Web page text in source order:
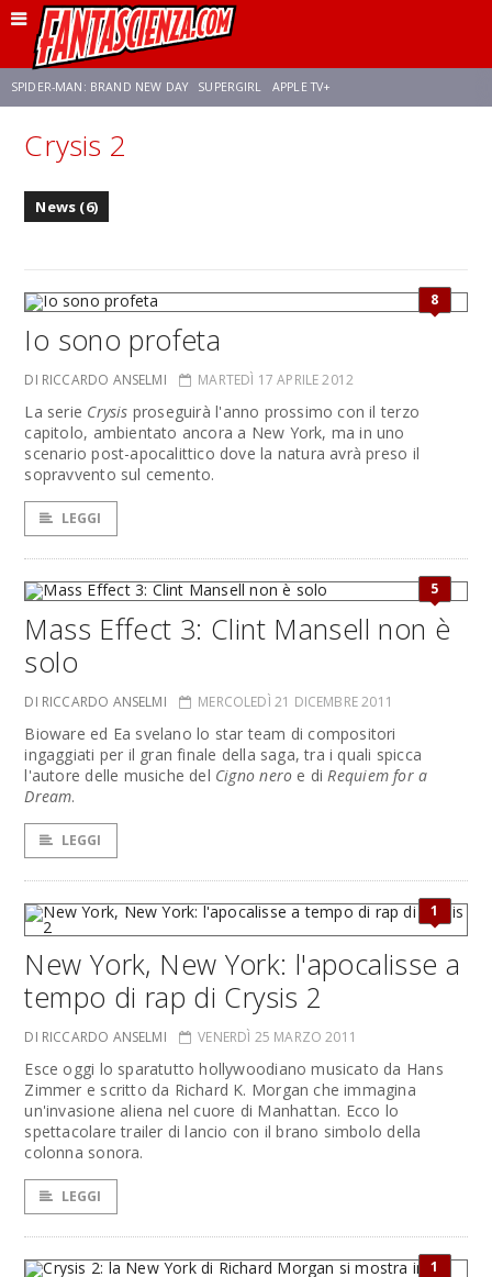
SPIDER-MAN: BRAND NEW DAY SUPERGIRL APPLE TV+
FRANCO RICCIARDIELLO
Crysis 2
News (6)
8
Io sono profeta
DI RICCARDO ANSELMI MARTEDÌ 17 APRILE 2012
La serie Crysis proseguirà l'anno prossimo con il terzo
capitolo, ambientato ancora a New York, ma in uno
scenario post-apocalittico dove la natura avrà preso il
sopravvento sul cemento.
LEGGI
5
Mass Effect 3: Clint Mansell non è
solo
DI RICCARDO ANSELMI MERCOLEDÌ 21 DICEMBRE 2011
Bioware ed Ea svelano lo star team di compositori
ingaggiati per il gran finale della saga, tra i quali spicca
l'autore delle musiche del Cigno nero e diRequiem for a
Dream.
LEGGI
1
New York, New York: l'apocalisse a
tempo di rap di Crysis 2
DI RICCARDO ANSELMI VENERDÌ 25 MARZO 2011
Esce oggi lo sparatutto hollywoodiano musicato da Hans
Zimmer e scritto da Richard K. Morgan che immagina
un'invasione aliena nel cuore di Manhattan. Ecco lo
spettacolare trailer di lancio con il brano simbolo della
colonna sonora.
LEGGI
1